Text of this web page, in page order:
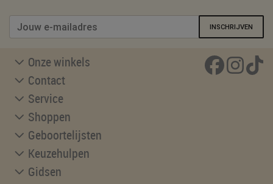
INSCHRIJVEN
Onze winkels
Contact
Service
Shoppen
Geboortelijsten
Keuzehulpen
Gidsen